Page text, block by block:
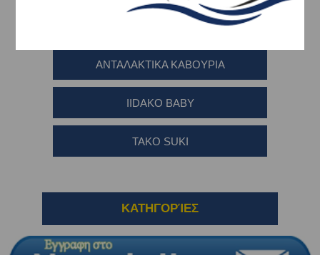
ΟΚΤΑΠΟΔΙΕΡΑ ME KABOYPI
ΑΝΤΑΛΑΚΤΙΚΑ ΚΑΒΟΥΡΙΑ
IIDAKO BABY
TAKO SUKI
ΚΑΤΗΓΟΡΊΕΣ